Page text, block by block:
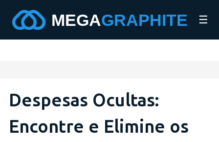
☰
Despesas Ocultas:
Encontre e Elimine os